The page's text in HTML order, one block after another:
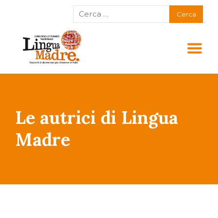
Le autrici di Lingua
Madre